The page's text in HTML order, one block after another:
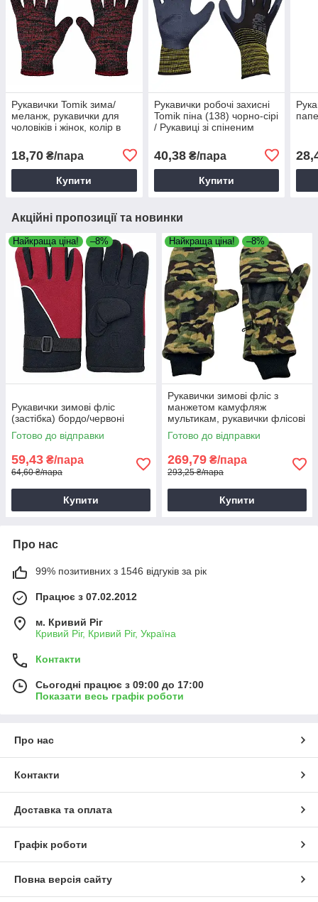
Рукавички Tomik зима/
меланж, рукавички для
чоловіків і жінок, колір в
18,70 ₴/пара
Купити
Рукавички робочі захисні
Tomik піна (138) чорно-сірі
/ Рукавиці зі спіненим
40,38₴/пара
Купити
Акційні пропозиції та новинки
Найкраща ціна! –8%
Рукавички зимові фліс
(застібка) бордо/червоні
Готово до відправки
59,43 ₴/пара
64,60 ₴/пара
Купити
Найкраща ціна! –8%
Рукавички зимові фліс з
манжетом камуфляж
мультикам, рукавички флісові
чоловічі, зимові рукавички
для туризму
Готово до відправки
269,79 ₴/пара
293,25 ₴/пара
Купити
Про нас
99% позитивних з 1546 відгуків за рік
Працює з 07.02.2012
м. Кривий Ріг
Кривий Ріг, Кривий Ріг, Україна
Контакти
Сьогодні працює з 09:00 до 17:00
Показати весь графік роботи
Про нас
Контакти
Доставка та оплата
Графік роботи
Повна версія сайту